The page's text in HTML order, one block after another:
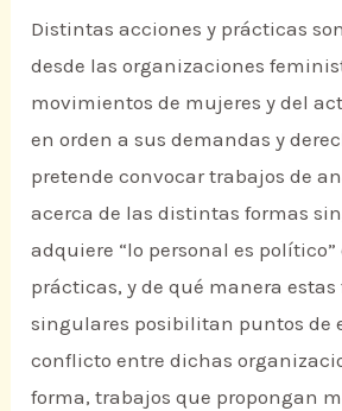
Distintas acciones y prácticas
desde las organizaciones
movimientos de mujeres y del
en orden a sus demandas y
pretende convocar trabajos de
acerca de las distintas formas
adquiere “lo personal es
prácticas, y de qué manera estas
singulares posibilitan puntos de
conflicto entre dichas
forma, trabajos que propongan